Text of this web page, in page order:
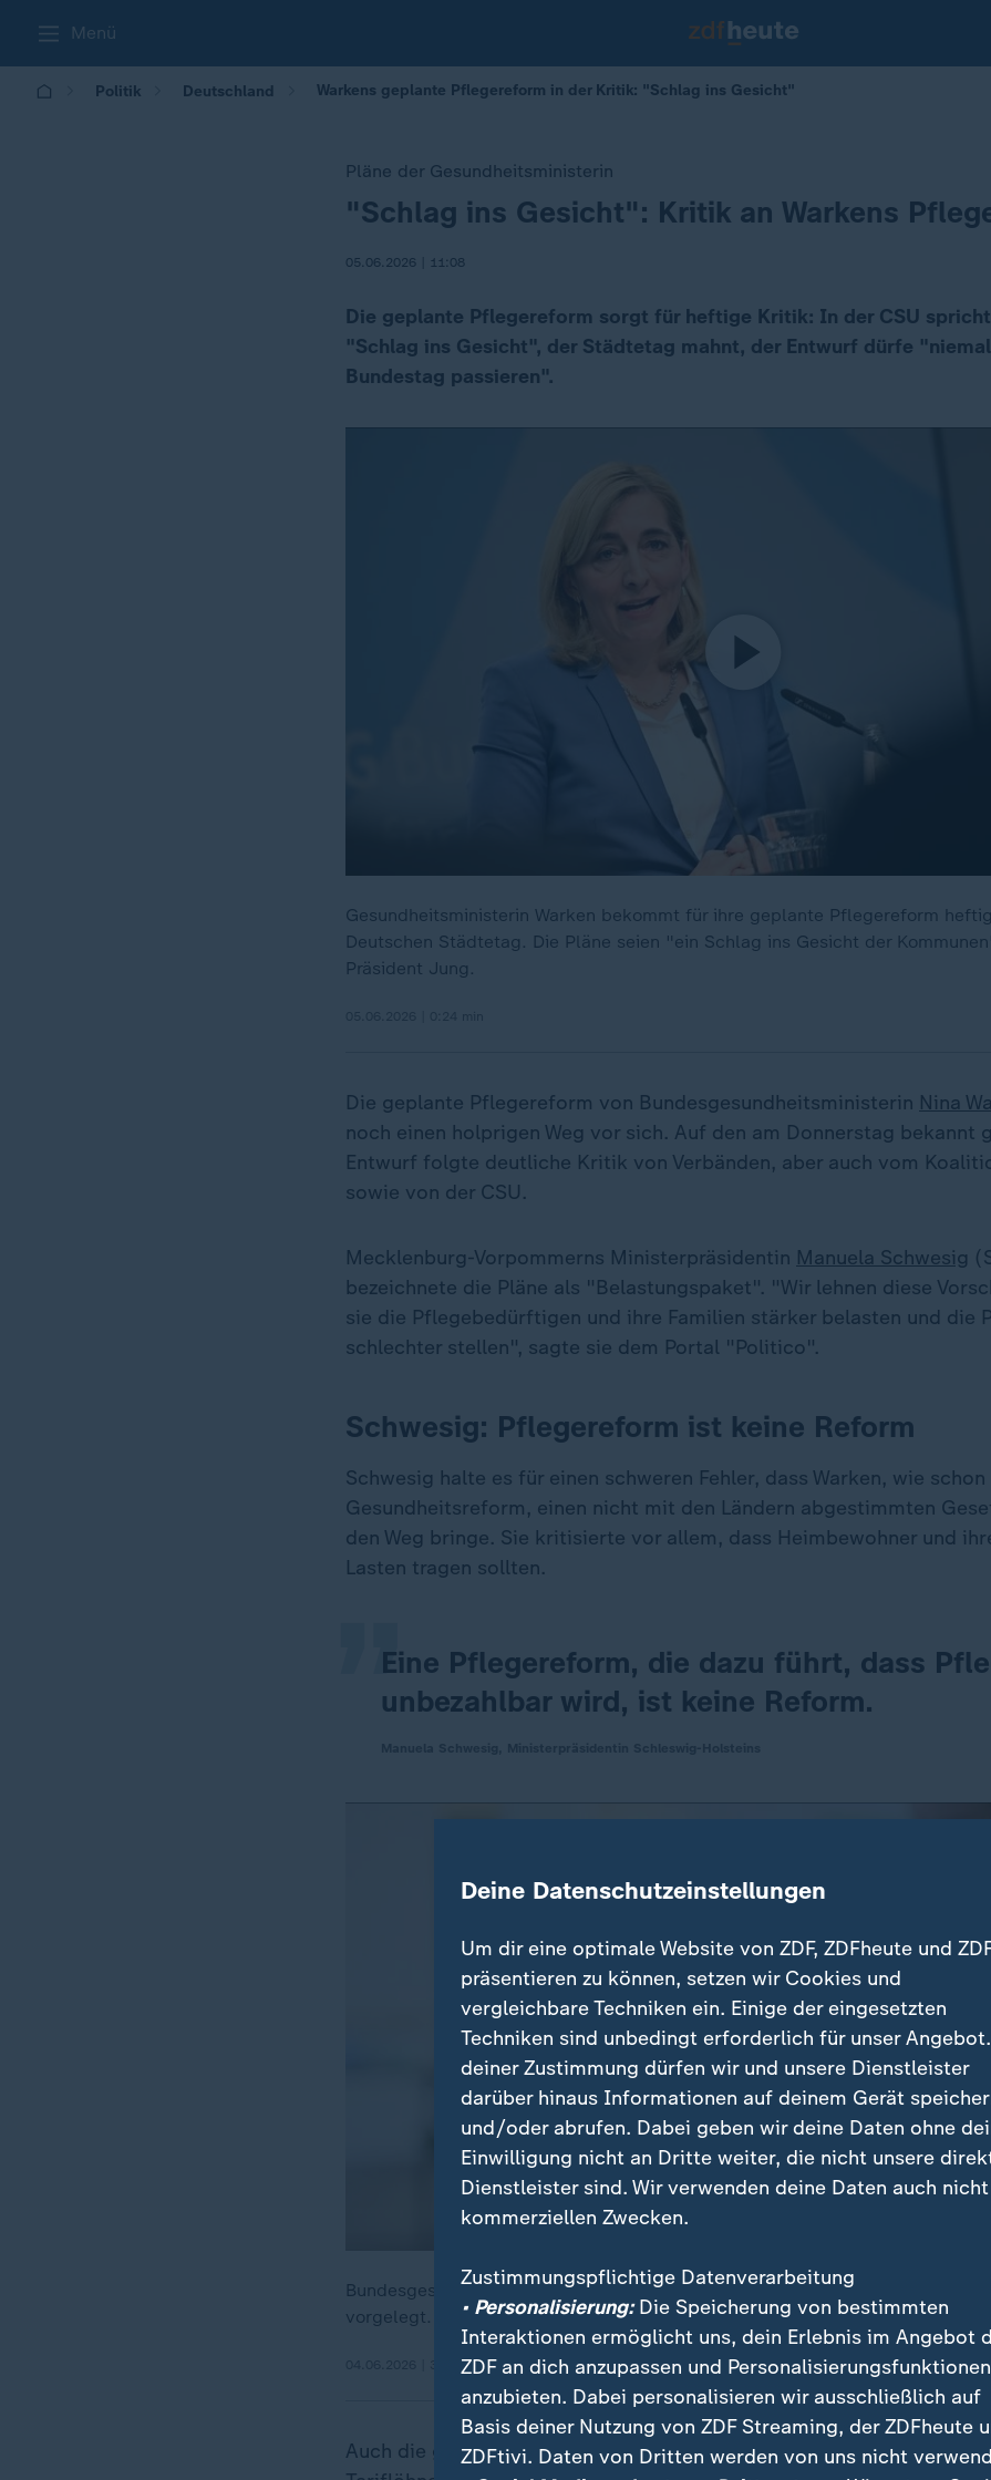
Menü
Politik Deutschland Warkens geplante Pflegereform in der Kritik: "Schlag ins Gesicht"
Pläne der Gesundheitsministerin
:"Schlag ins Gesicht": Kritik an Warkens
05.06.2026 | 11:08
Die geplante Pflegereform sorgt für heftige Kritik: In der CSU
"Schlag ins Gesicht", der Städtetag mahnt, der Entwurf dürfe
Bundestag passieren".
Gesundheitsministerin Warken bekommt für ihre geplante Pflegereform
Deutschen Städtetag. Die Pläne seien "ein Schlag ins Gesicht der
Präsident Jung.
Die geplante Pflegereform von Bundesgesundheitsministerin Nina
noch einen holprigen Weg vor sich. Auf den am Donnerstag bekannt
Entwurf folgte deutliche Kritik von Verbänden, aber auch vom
sowie von der CSU.
Mecklenburg-Vorpommerns Ministerpräsidentin Manuela Schwesig
bezeichnete die Pläne als "Belastungspaket". "Wir lehnen diese
sie die Pflegebedürftigen und ihre Familien stärker belasten und die
schlechter stellen", sagte sie dem Portal "Politico".
Schwesig: Pflegereform ist keine Reform
Schwesig halte es für einen schweren Fehler, dass Warken, wie
Gesundheitsreform, einen nicht mit den Ländern abgestimmten
den Weg bringe. Sie kritisierte vor allem, dass Heimbewohner und
Lasten tragen sollten.
Eine Pflegereform, die dazu führt, dass
unbezahlbar wird, ist keine Reform.
„
Bundesgesundheitsministerin Nina Warken (CDU) hat einen Entwurf für eine
vorgelegt. Die Maßnahmen sollen das Defizit decken und steigende Beiträge
04.06.2026 | 3:02 min
Auch die geplante Aussetzung der Kopplung der Pflege an die Zahlung
Deine Datenschutzeinstellungen
Um dir eine optimale Website von ZDF, ZDFheute und
präsentieren zu können, setzen wir Cookies und
vergleichbare Techniken ein. Einige der eingesetzten
Techniken sind unbedingt erforderlich für unser
deiner Zustimmung dürfen wir und unsere Dienstleister
darüber hinaus Informationen auf deinem Gerät
und/oder abrufen. Dabei geben wir deine Daten ohne
Einwilligung nicht an Dritte weiter, die nicht unsere
Dienstleister sind. Wir verwenden deine Daten auch nicht
kommerziellen Zwecken.
Zustimmungspflichtige Datenverarbeitung
• Personalisierung:Die Speicherung von bestimmten
Interaktionen ermöglicht uns, dein Erlebnis im Angebot
ZDF an dich anzupassen und Personalisierungsfunktionen
anzubieten. Dabei personalisieren wir ausschließlich auf
Basis deiner Nutzung von ZDF Streaming, der ZDFheute
ZDFtivi. Daten von Dritten werden von uns nicht